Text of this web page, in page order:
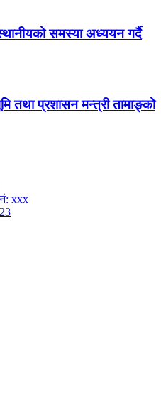
समस्या अध्ययन गर्दै
तथा प्रशासन मन्त्री तामाङ्को
xxx